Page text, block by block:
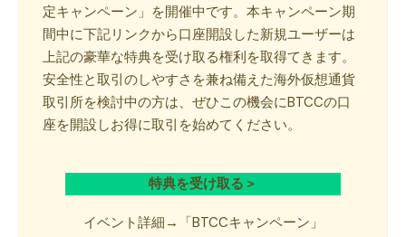
定キャンペーン」を開催中です。本キャンペーン期
間中に下記リンクから口座開設した新規ユーザーは
上記の豪華な特典を受け取る権利を取得てきます。
安全性と取引のしやすさを兼ね備えた海外仮想通貨
取引所を検討中の方は、ぜひこの機会にBTCCの口
座を開設しお得に取引を始めてください。
特典を受け取る＞
イベント詳細 → 「BTCCキャンペーン 」